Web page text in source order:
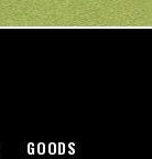
GOODS